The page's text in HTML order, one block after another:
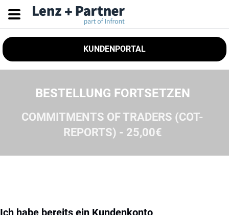
KUNDENPORTAL
BESTELLUNG FORTSETZEN
COMMITMENTS OF TRADERS (COT-
REPORTS) - 25,00€
Ich habe bereits ein Kundenkonto